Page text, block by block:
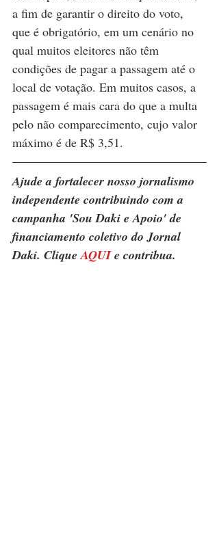
a fim de garantir o direito do voto,
que é obrigatório, em um cenário no
qual muitos eleitores não têm
condições de pagar a passagem até o
local de votação. Em muitos casos, a
passagem é mais cara do que a multa
pelo não comparecimento, cujo valor
máximo é de R$ 3,51.
Ajude a fortalecer nosso jornalismo
independente contribuindo com a
campanha 'Sou Daki e Apoio' de
financiamento coletivo do Jornal
Daki. Clique AQUI e contribua.